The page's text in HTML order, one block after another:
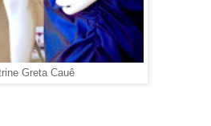
Greta Cauê